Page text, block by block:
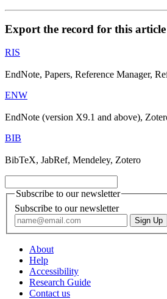
Export the record for this article
RIS
EndNote, Papers, Reference Manager,
ENW
EndNote (version X9.1 and above),
BIB
BibTeX, JabRef, Mendeley, Zotero
Subscribe to our newsletter
Subscribe to our newsletter
About
Help
Accessibility
Research Guide
Contact us